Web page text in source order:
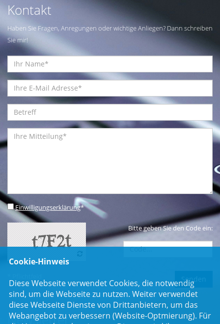
Kontakt
Haben Sie Fragen, Anregungen oder wichtige Anliegen? Dann schreiben
Sie mir!
Einwilligungserklärung*
Bitte geben Sie den Code ein:
Newsletter
Cookie-Hinweis
Diese Webseite verwendet Cookies, die notwendig
sind, um die Webseite zu nutzen. Weiter verwendet
diese Webseite Dienste von Drittanbietern, um das
Webangebot zu verbessern (Website-Optmierung). Für